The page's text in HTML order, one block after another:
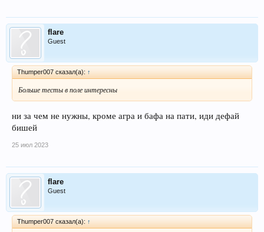
flare
Guest
Thumper007 сказал(а): ↑
Больше тесты в поле интересны
ни за чем не нужны, кроме агра и бафа на пати, иди дефай
бишей
25 июл 2023
flare
Guest
Thumper007 сказал(а): ↑